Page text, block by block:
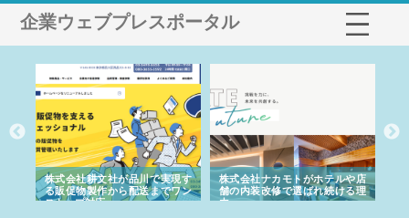
企業ウェブプレスポータル
株式会社耕文社が品川で実現す
る販促物製作から配送までワン
ストップ対応
株式会社ナカモトがホテルや店
舗の内装改修で選ばれ続ける理
由